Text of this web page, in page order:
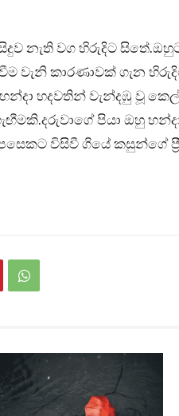
නැති වග හිරුදිට
වැනි කාරණාවක් ගැන
හදවතින් වැන්දඹු වූ
පියා ඔහු
විසිවී ගියේ කසුන්ගේ